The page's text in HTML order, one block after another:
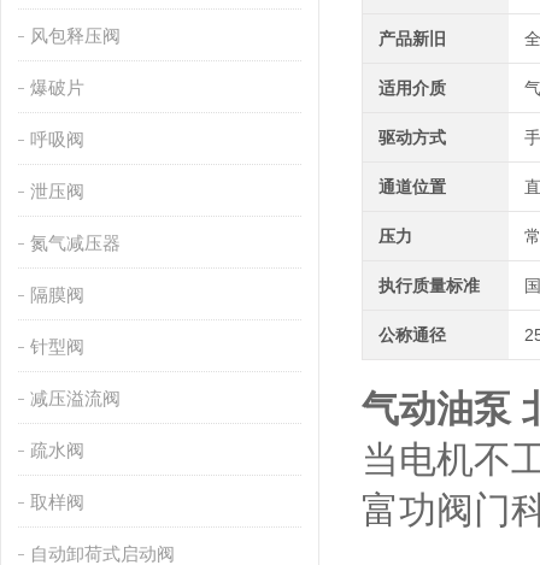
风包释压阀
爆破片
呼吸阀
泄压阀
氮气减压器
隔膜阀
针型阀
减压溢流阀
疏水阀
取样阀
自动卸荷式启动阀
产品新旧
适用介质
驱动方式
通道位置
压力
执行质量标准
公称通径
气动油泵
当电机不
富功阀门